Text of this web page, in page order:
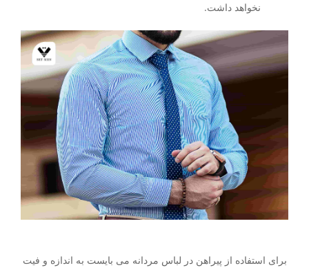
نخواهد داشت.
برای استفاده از پیراهن در لباس مردانه می بایست به اندازه و فیت